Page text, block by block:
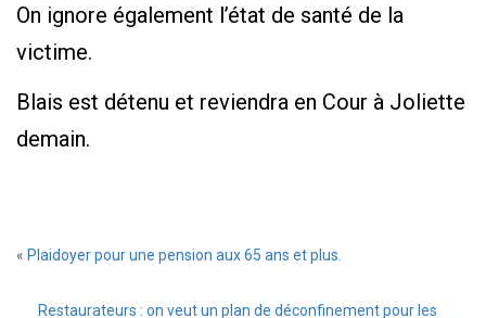
On ignore également l’état de santé de la
victime.
Blais est détenu et reviendra en Cour à Joliette
demain.
« Plaidoyer pour une pension aux 65 ans et plus.
Restaurateurs : on veut un plan de déconfinement pour les